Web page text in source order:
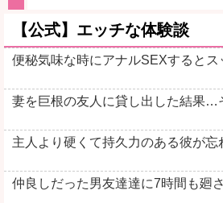
【公式】エッチな体験談
便秘気味な時にアナルSEXするとス
妻を巨根の友人に貸し出した結果…
主人より硬くて持久力のある彼が忘
仲良しだった男友達達に7時間も廻